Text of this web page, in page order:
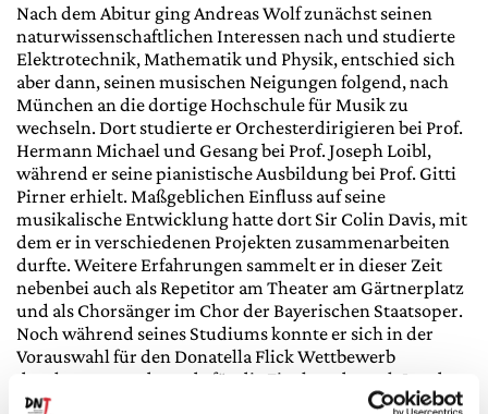
Nach dem Abitur ging Andreas Wolf zunächst seinen
naturwissenschaftlichen Interessen nach und studierte
Elektrotechnik, Mathematik und Physik, entschied sich
aber dann, seinen musischen Neigungen folgend, nach
München an die dortige Hochschule für Musik zu
wechseln. Dort studierte er Orchesterdirigieren bei Prof.
Hermann Michael und Gesang bei Prof. Joseph Loibl,
während er seine pianistische Ausbildung bei Prof. Gitti
Pirner erhielt. Maßgeblichen Einfluss auf seine
musikalische Entwicklung hatte dort Sir Colin Davis, mit
dem er in verschiedenen Projekten zusammenarbeiten
durfte. Weitere Erfahrungen sammelt er in dieser Zeit
nebenbei auch als Repetitor am Theater am Gärtnerplatz
und als Chorsänger im Chor der Bayerischen Staatsoper.
Noch während seines Studiums konnte er sich in der
Vorauswahl für den Donatella Flick Wettbewerb
durchsetzen und wurde für die Finalrunde nach London
eingeladen.